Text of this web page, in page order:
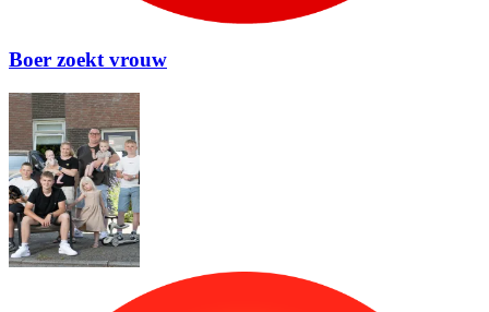
Boer zoekt vrouw